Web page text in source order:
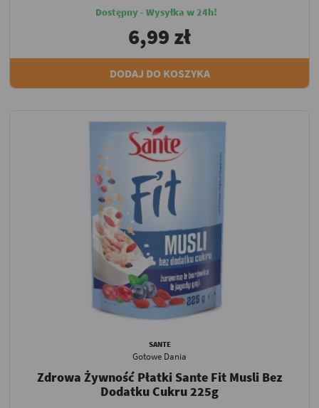
Dostępny - Wysyłka w 24h!
6,99 zł
DODAJ DO KOSZYKA
SANTE
Gotowe Dania
Zdrowa Żywność Płatki Sante Fit Musli Bez
Dodatku Cukru 225g